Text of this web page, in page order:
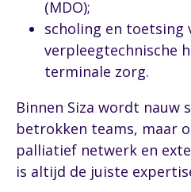
(MDO);
scholing en toetsing
verpleegtechnische
terminale zorg.
Binnen Siza wordt nauw
betrokken teams, maar
palliatief netwerk en
is altijd de juiste